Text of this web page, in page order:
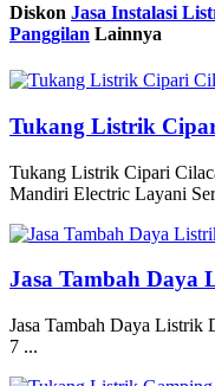
Diskon Jasa Instalasi
Panggilan Lainnya
Tukang Listrik
Tukang Listrik Cipari
Mandiri Electric Layani
Jasa Tambah Daya
Jasa Tambah Daya Listrik
7 ...